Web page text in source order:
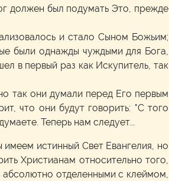
должен был подумать Это, прежде
и стало Сыном Божьим;
были однажды чуждыми для Бога,
в первый раз как Искупитель, так
так они думали перед Его первым
что они будут говорить: "С того
Теперь нам следует...
истинный Свет Евангелия, но
Христианам относительно того,
абсолютно отделенными с клеймом,